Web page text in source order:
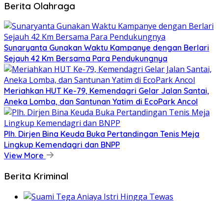
Berita Olahraga
Sunaryanta Gunakan Waktu Kampanye dengan Berlari
Sejauh 42 Km Bersama Para Pendukungnya
Meriahkan HUT Ke-79, Kemendagri Gelar Jalan Santai,
Aneka Lomba, dan Santunan Yatim di EcoPark Ancol
Plh. Dirjen Bina Keuda Buka Pertandingan Tenis Meja
Lingkup Kemendagri dan BNPP
View More
Berita Kriminal